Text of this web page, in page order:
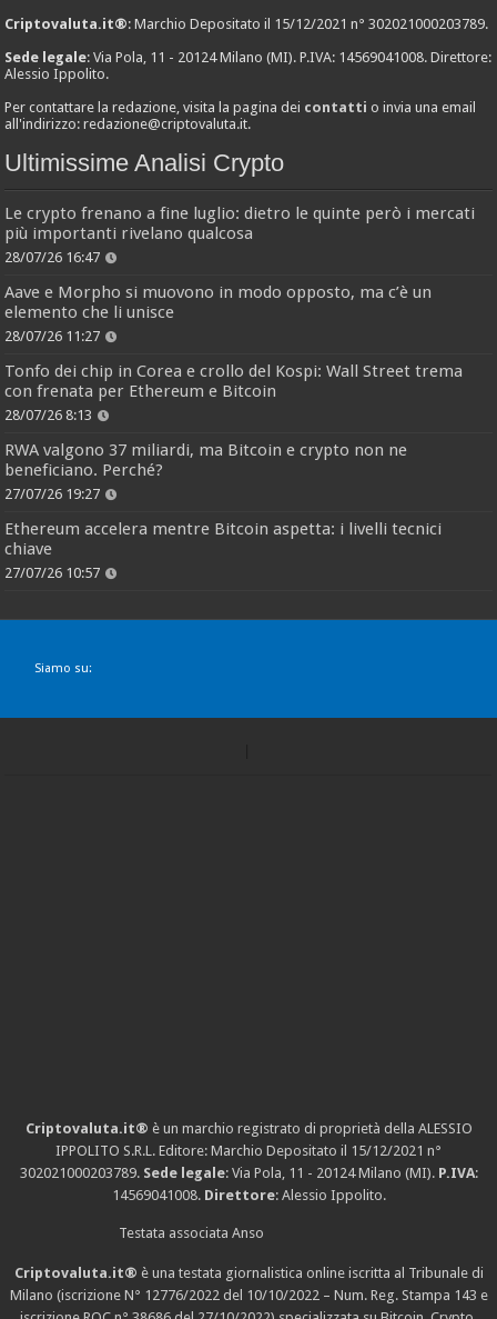
Criptovaluta.it®: Marchio Depositato il 15/12/2021 n° 302021000203789.
Sede legale: Via Pola, 11 - 20124 Milano (MI). P.IVA: 14569041008. Direttore:
Alessio Ippolito.
Per contattare la redazione, visita la pagina dei contatti o invia una email
all'indirizzo:redazione@criptovaluta.it.
Ultimissime Analisi Crypto
Le crypto frenano a fine luglio: dietro le quinte però i mercati
più importanti rivelano qualcosa
28/07/26 16:47
Aave e Morpho si muovono in modo opposto, ma c’è un
elemento che li unisce
28/07/26 11:27
Tonfo dei chip in Corea e crollo del Kospi: Wall Street trema
con frenata per Ethereum e Bitcoin
28/07/26 8:13
RWA valgono 37 miliardi, ma Bitcoin e crypto non ne
beneficiano. Perché?
27/07/26 19:27
Ethereum accelera mentre Bitcoin aspetta: i livelli tecnici
chiave
27/07/26 10:57
Siamo su:
Criptovaluta.it® è un marchio registrato di proprietà della ALESSIO
IPPOLITO S.R.L. Editore: Marchio Depositato il 15/12/2021 n°
302021000203789. Sede legale: Via Pola, 11 - 20124 Milano (MI). P.IVA:
14569041008. Direttore: Alessio Ippolito.
Testata associata Anso
Criptovaluta.it® è una testata giornalistica online iscritta al Tribunale di
Milano (iscrizione N° 12776/2022 del 10/10/2022 – Num. Reg. Stampa 143 e